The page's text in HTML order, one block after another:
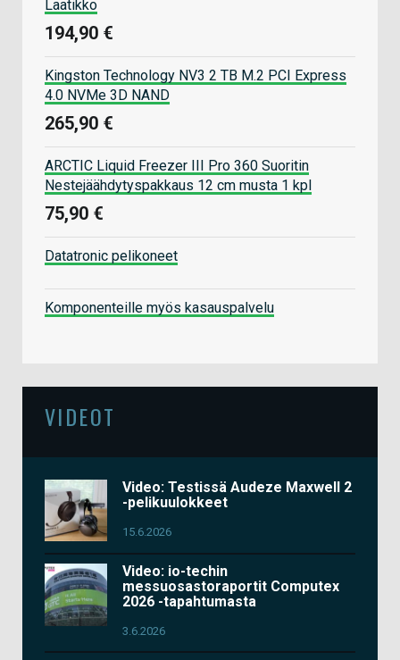
Laatikko
194,90 €
Kingston Technology NV3 2 TB M.2 PCI Express
4.0 NVMe 3D NAND
265,90 €
ARCTIC Liquid Freezer III Pro 360 Suoritin
Nestejäähdytyspakkaus 12 cm musta 1 kpl
75,90 €
Datatronic pelikoneet
Komponenteille myös kasauspalvelu
VIDEOT
Video: Testissä Audeze Maxwell 2
-pelikuulokkeet
15.6.2026
Video: io-techin
messuosastoraportit Computex
2026 -tapahtumasta
3.6.2026